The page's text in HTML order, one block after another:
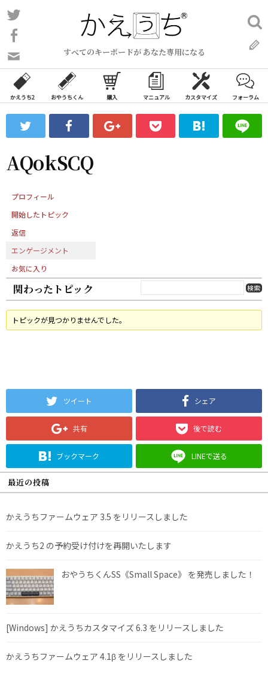
コ
ン
ン
ツ
ス
ッ
すべてのキーボードが あなた専用になる
い
合
わ
フ
ォ
ム
検
索:
かえうち2 おやうちくん 購入 マニュアル カスタマイズ フォーラム
AQokSCQ
プロフィール
開始したトピック
返信
エンゲージメント
お気に入り
関わったトピック
トピックが見つかりませんでした。
ツイート シェア
共有 後で読む
ブックマーク LINEで送る
最近の投稿
かえうちファームウェア 3.5 をリリースしました
かえうち2 の予約受け付けを再開いたします
おやうちくんSS《Small Space》 を発売しました！
[Windows] かえうちカスタマイズ 6.3 をリリースしました
かえうちファームウェア 4.1β をリリースしました